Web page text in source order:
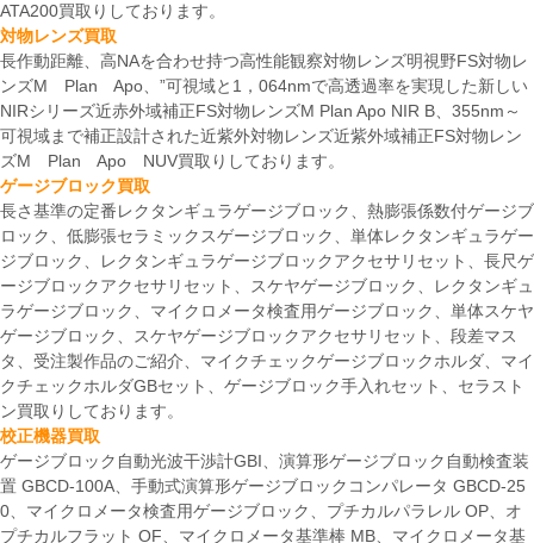
ATA200買取りしております。
対物レンズ買取
長作動距離、高NAを合わせ持つ高性能観察対物レンズ明視野FS対物レ
ンズM Plan Apo、”可視域と1，064nmで高透過率を実現した新しい
NIRシリーズ近赤外域補正FS対物レンズM Plan Apo NIR B、355nm～
可視域まで補正設計された近紫外対物レンズ近紫外域補正FS対物レン
ズM Plan Apo NUV買取りしております。
ゲージブロック買取
長さ基準の定番レクタンギュラゲージブロック、熱膨張係数付ゲージブ
ロック、低膨張セラミックスゲージブロック、単体レクタンギュラゲー
ジブロック、レクタンギュラゲージブロックアクセサリセット、長尺ゲ
ージブロックアクセサリセット、スケヤゲージブロック、レクタンギュ
ラゲージブロック、マイクロメータ検査用ゲージブロック、単体スケヤ
ゲージブロック、スケヤゲージブロックアクセサリセット、段差マス
タ、受注製作品のご紹介、マイクチェックゲージブロックホルダ、マイ
クチェックホルダGBセット、ゲージブロック手入れセット、セラスト
ン買取りしております。
校正機器買取
ゲージブロック自動光波干渉計GBI、演算形ゲージブロック自動検査装
置 GBCD-100A、手動式演算形ゲージブロックコンパレータ GBCD-25
0、マイクロメータ検査用ゲージブロック、プチカルパラレル OP、オ
プチカルフラット OF、マイクロメータ基準棒 MB、マイクロメータ基